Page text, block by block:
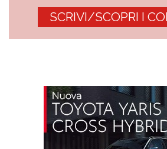
SCRIVI/SCOPRI I